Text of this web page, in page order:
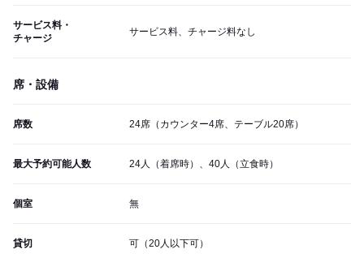
サービス料・
チャージ
サービス料、チャージ料なし
席・設備
席数 24席（カウンター4席、テーブル20席）
最大予約可能人数 24人（着席時）、40人（立食時）
個室 無
貸切 可（20人以下可）